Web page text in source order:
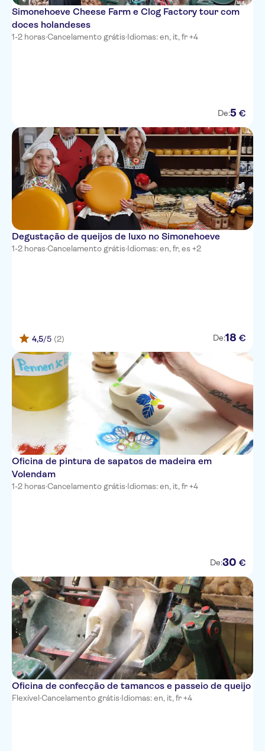
Simonehoeve Cheese Farm e Clog Factory tour com
doces holandeses
1-2 horas·Cancelamento grátis·Idiomas: en, it, fr +4
De:5 €
Degustação de queijos de luxo no Simonehoeve
1-2 horas·Cancelamento grátis·Idiomas: en, fr, es +2
4,5/5 (2) De:18 €
Oficina de pintura de sapatos de madeira em
Volendam
1-2 horas·Cancelamento grátis·Idiomas: en, it, fr +4
De:30 €
Oficina de confecção de tamancos e passeio de queijo
Flexível·Cancelamento grátis·Idiomas: en, it, fr +4